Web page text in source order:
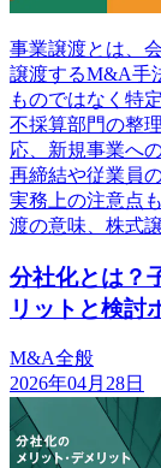
事業譲渡とは、
譲渡するM&A手
ものではなく特
不採算部門の整
応、新規事業へ
再締結や従業員
実務上の注意点
渡の意味、株式
分社化とは？
リットと検討
M&A全般
2026年04月28日